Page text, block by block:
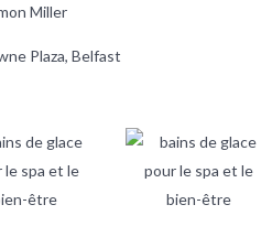
Miller
Plaza, Belfast